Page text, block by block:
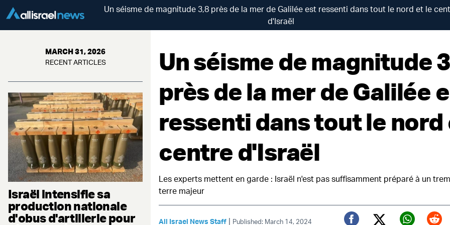
Un séisme de magnitude 3,8 près de la mer de Galilée est ressenti dans tout le nord et le
d'Israël
MARCH 31, 2026
RECENT ARTICLES
Israël intensifie sa
production nationale
d'obus d'artillerie pour
Un séisme de magnitude
près de la mer de Galilée
ressenti dans tout le nord
centre d'Israël
Les experts mettent en garde : Israël n'est pas suffisamment préparé à un
terre majeur
All Israel News Staff | Published: March 14, 2024